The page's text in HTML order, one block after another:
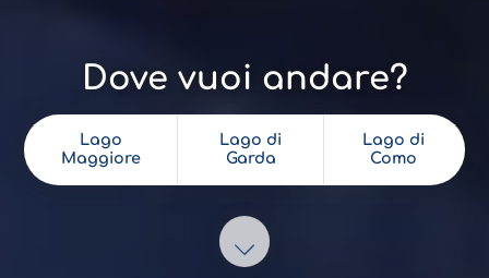
Dove vuoi andare?
Lago
Maggiore
Lago di
Garda
Lago di
Como